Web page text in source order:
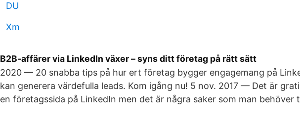
DU
Xm
B2B-affärer via LinkedIn växer – syns ditt företag på rätt sätt
2020 — 20 snabba tips på hur ert företag bygger engagemang på
kan generera värdefulla leads. Kom igång nu! 5 nov. 2017 — Det är
en företagssida på LinkedIn men det är några saker som man behöver